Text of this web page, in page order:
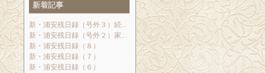
新着記事
新・浦安残日録（号外３）続...
新・浦安残日録（号外２）家...
新・浦安残日録（８）
新・浦安残日録（７）
新・浦安残日録（６）